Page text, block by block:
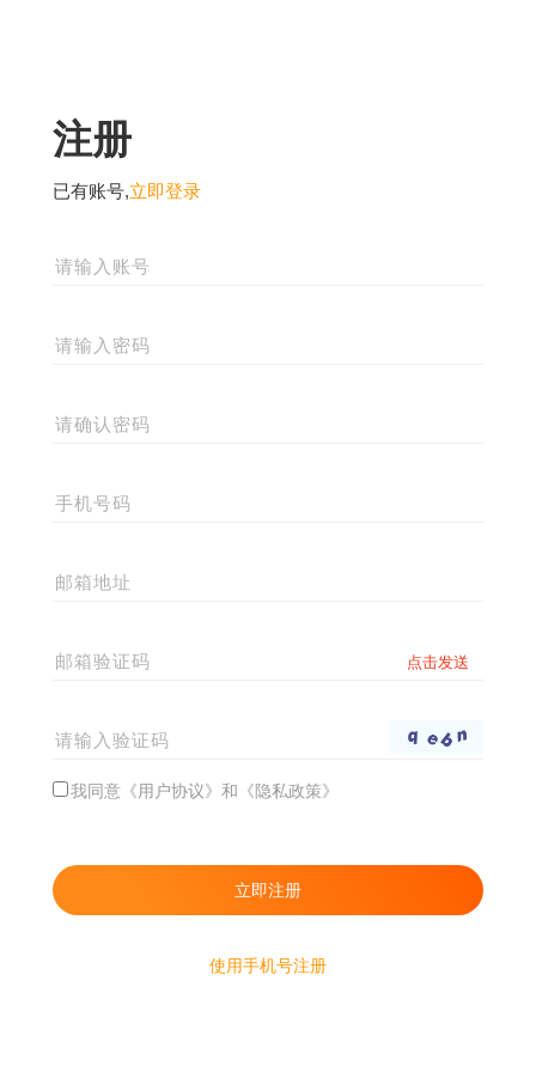
注册
已有账号,立即登录
我同意《用户协议》和《隐私政策》
使用手机号注册